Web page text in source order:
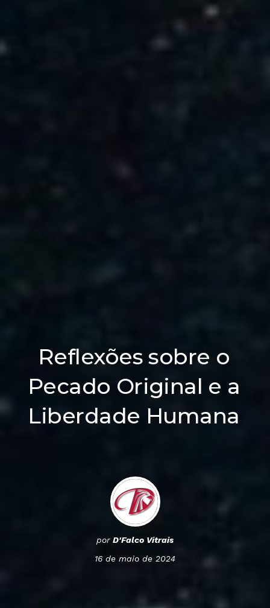
Reflexões sobre o
Pecado Original e a
Liberdade Humana
por D'Falco Vitrais
16 de maio de 2024